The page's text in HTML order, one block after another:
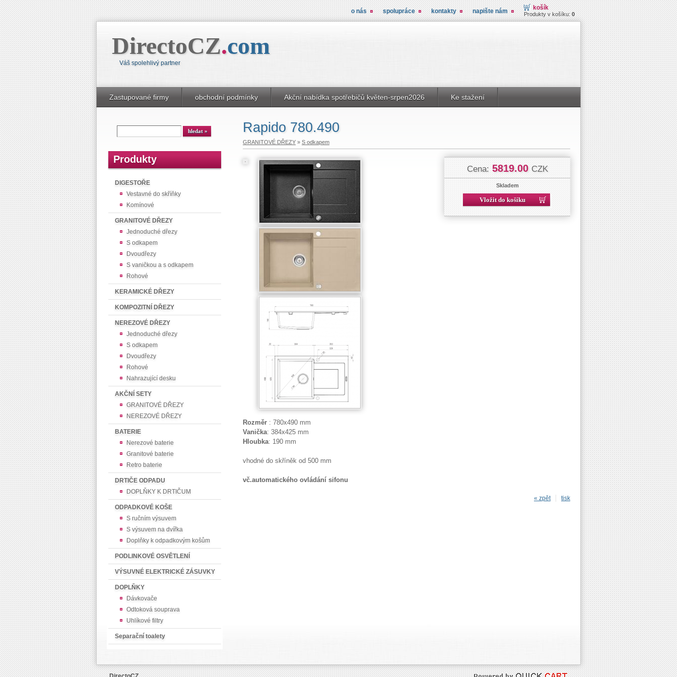
o nás spolupráce kontakty napište nám košík
Produkty v košíku:0
DirectoCZ.com
Váš spolehlivý partner
Zastupované firmy obchodní podmínky Akční nabídka spotřebičů květen-srpen2026 Ke stažení
Produkty
DIGESTOŘE
Vestavné do skříňky
Komínové
GRANITOVÉ DŘEZY
Jednoduché dřezy
S odkapem
Dvoudřezy
S vaničkou a s odkapem
Rohové
KERAMICKÉ DŘEZY
KOMPOZITNÍ DŘEZY
NEREZOVÉ DŘEZY
Jednoduché dřezy
S odkapem
Dvoudřezy
Rohové
Nahrazující desku
AKČNÍ SETY
GRANITOVÉ DŘEZY
NEREZOVÉ DŘEZY
BATERIE
Nerezové baterie
Granitové baterie
Retro baterie
DRTIČE ODPADU
DOPLŇKY K DRTIČUM
ODPADKOVÉ KOŠE
S ručním výsuvem
S výsuvem na dvířka
Doplňky k odpadkovým košům
PODLINKOVÉ OSVĚTLENÍ
VÝSUVNÉ ELEKTRICKÉ ZÁSUVKY
DOPLŇKY
Dávkovače
Odtoková souprava
Uhlíkové filtry
Separační toalety
Rapido 780.490
GRANITOVÉ DŘEZY » S odkapem
Cena: 5819.00 CZK
Skladem
Rozměr : 780x490 mm
Vanička: 384x425 mm
Hloubka: 190 mm
vhodné do skříněk od 500 mm
vč.automatického ovládání sifonu
tisk
« zpět